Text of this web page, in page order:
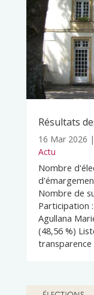
Résultats
16 Mar 2026 |
Actu
Nombre
Nombre de
Participation
Agullana
(48,56 %)
transparence